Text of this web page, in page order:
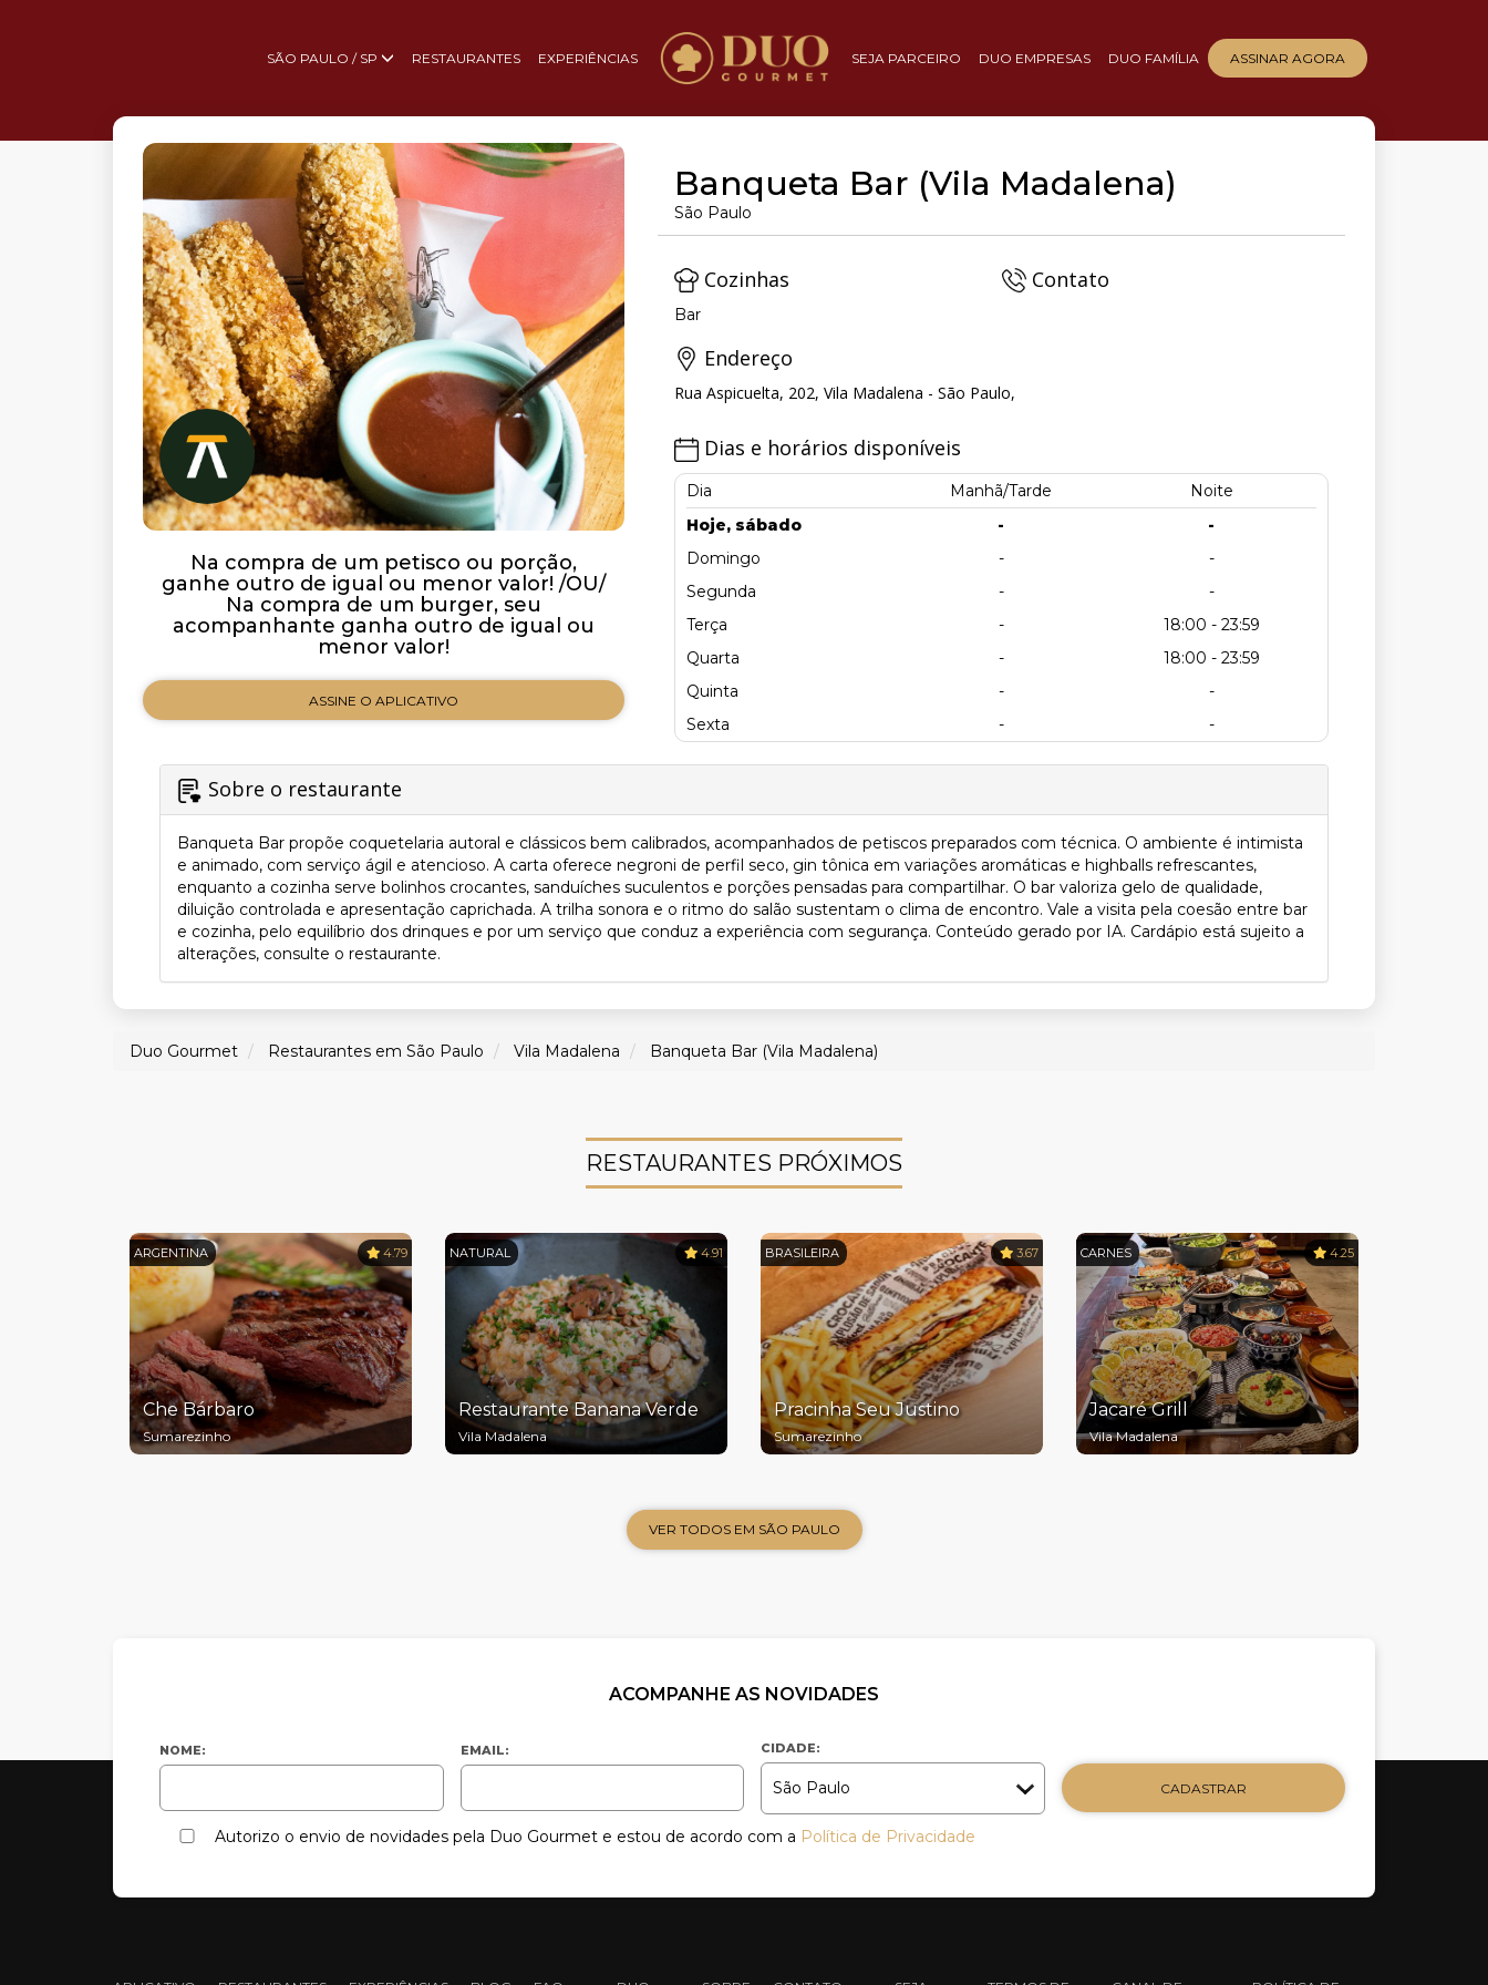
SÃO PAULO / SP RESTAURANTES EXPERIÊNCIAS SEJA PARCEIRO DUO EMPRESAS DUO FAMÍLIA ASSINAR AGORA
Na compra de um petisco ou porção,
ganhe outro de igual ou menor valor! /OU/
Na compra de um burger, seu
acompanhante ganha outro de igual ou
menor valor!
ASSINE O APLICATIVO
Banqueta Bar (Vila Madalena)
São Paulo
Cozinhas
Bar
Contato
Endereço
Rua Aspicuelta, 202, Vila Madalena - São Paulo,
Dias e horários disponíveis
Dia Manhã/Tarde
Noite
Hoje, sábado
-
-
Domingo
-
-
Segunda
-
-
Terça
-
18:00 - 23:59
Quarta
-
18:00 - 23:59
Quinta
-
-
Sexta
- -
Sobre o restaurante
Banqueta Bar propõe coquetelaria autoral e clássicos bem calibrados, acompanhados de petiscos preparados com técnica. O ambiente é intimista
e animado, com serviço ágil e atencioso. A carta oferece negroni de perfil seco, gin tônica em variações aromáticas e highballs refrescantes,
enquanto a cozinha serve bolinhos crocantes, sanduíches suculentos e porções pensadas para compartilhar. O bar valoriza gelo de qualidade,
diluição controlada e apresentação caprichada. A trilha sonora e o ritmo do salão sustentam o clima de encontro. Vale a visita pela coesão entre bar
e cozinha, pelo equilíbrio dos drinques e por um serviço que conduz a experiência com segurança. Conteúdo gerado por IA. Cardápio está sujeito a
alterações, consulte o restaurante.
Duo Gourmet Restaurantes em São Paulo Vila Madalena Banqueta Bar (Vila Madalena)
RESTAURANTES PRÓXIMOS
ARGENTINA 4.79
Che Bárbaro
Sumarezinho
NATURAL 4.91
Restaurante Banana Verde
Vila Madalena
BRASILEIRA 3.67
Pracinha Seu Justino
Sumarezinho
CARNES 4.25
Jacaré Grill
Vila Madalena
VER TODOS EM SÃO PAULO
ACOMPANHE AS NOVIDADES
NOME: EMAIL: CIDADE:
CADASTRAR
Autorizo o envio de novidades pela Duo Gourmet e estou de acordo com a Política de Privacidade